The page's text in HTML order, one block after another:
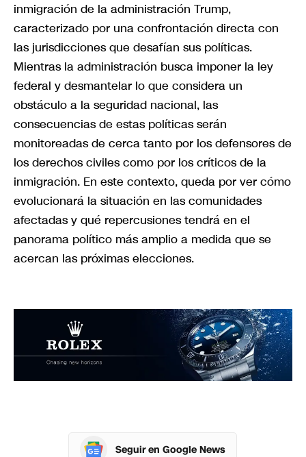
inmigración de la administración Trump,
caracterizado por una confrontación directa con
las jurisdicciones que desafían sus políticas.
Mientras la administración busca imponer la ley
federal y desmantelar lo que considera un
obstáculo a la seguridad nacional, las
consecuencias de estas políticas serán
monitoreadas de cerca tanto por los defensores de
los derechos civiles como por los críticos de la
inmigración. En este contexto, queda por ver cómo
evolucionará la situación en las comunidades
afectadas y qué repercusiones tendrá en el
panorama político más amplio a medida que se
acercan las próximas elecciones.
Seguir en Google News